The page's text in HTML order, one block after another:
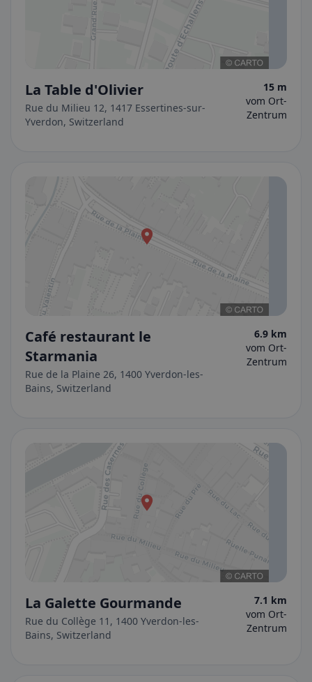
La Table d'Olivier
Rue du Milieu 12, 1417 Essertines-sur-
Yverdon, Switzerland
15 m
vom Ort-
Zentrum
Café restaurant le
Starmania
Rue de la Plaine 26, 1400 Yverdon-les-
Bains, Switzerland
6.9 km
vom Ort-
Zentrum
La Galette Gourmande
Rue du Collège 11, 1400 Yverdon-les-
Bains, Switzerland
7.1 km
vom Ort-
Zentrum